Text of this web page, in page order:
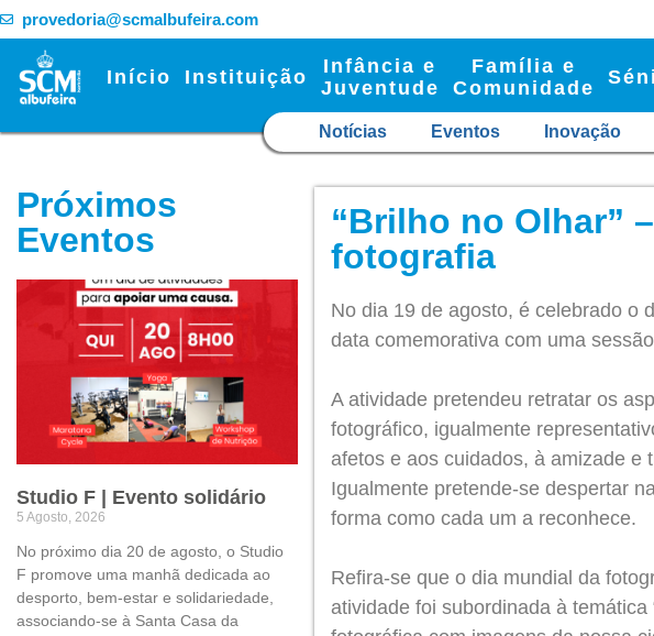
provedoria@scmalbufeira.com
Início Instituição
Infância e
Juventude
Família e
Comunidade
Notícias Eventos Inovação
Próximos
Eventos
Studio F | Evento solidário
5 Agosto, 2026
No próximo dia 20 de agosto, o Studio
F promove uma manhã dedicada ao
desporto, bem-estar e solidariedade,
associando-se à Santa Casa da
“Brilho no Olhar”
fotografia
No dia 19 de agosto, é celebrado o
data comemorativa com uma
A atividade pretendeu retratar os
fotográfico, igualmente
afetos e aos cuidados, à amizade e
Igualmente pretende-se despertar
forma como cada um a reconhece.
Refira-se que o dia mundial da
atividade foi subordinada à